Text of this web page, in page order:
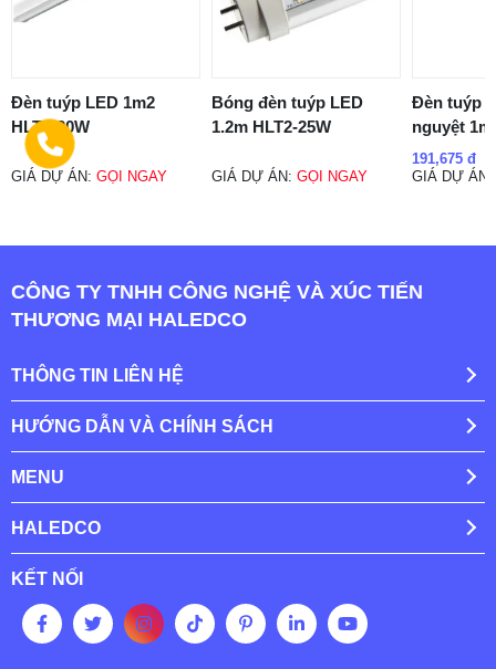
Đèn tuýp LED 1m2
HLT3-20W
GIÁ DỰ ÁN: GỌI NGAY
Bóng đèn tuýp LED
1.2m HLT2-25W
GIÁ DỰ ÁN:GỌI NGAY
Đèn tuýp
nguyệt
191,675 đ
GIÁ DỰ
CÔNG TY TNHH CÔNG NGHỆ VÀ XÚC TIẾN
THƯƠNG MẠI HALEDCO
THÔNG TIN LIÊN HỆ
HƯỚNG DẪN VÀ CHÍNH SÁCH
MENU
HALEDCO
KẾT NỐI